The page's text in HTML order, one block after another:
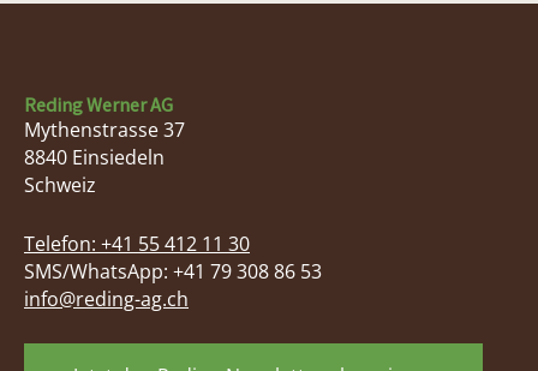
Reding Werner AG
Mythenstrasse 37
8840 Einsiedeln
Schweiz
Telefon: +41 55 412 11 30
SMS/WhatsApp: +41 79 308 86 53
info@reding-ag.ch